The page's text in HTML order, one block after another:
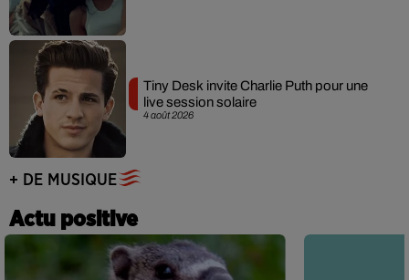
4 août 2026
Tiny Desk invite Charlie Puth pour une
live session solaire
+ DE MUSIQUE
Actu positive